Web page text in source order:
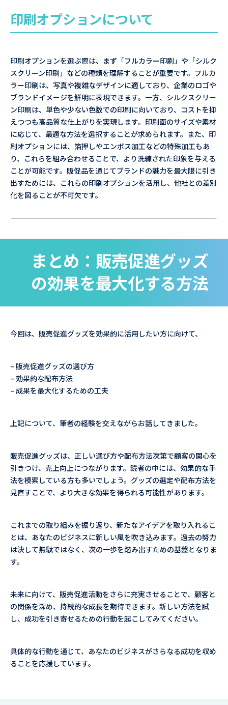
印刷オプションについて
印刷オプションを選ぶ際は、まず「フルカラー印刷」や「シルク
スクリーン印刷」などの種類を理解することが重要です。フルカ
ラー印刷は、写真や複雑なデザインに適しており、企業のロゴや
ブランドイメージを鮮明に表現できます。一方、シルクスクリー
ン印刷は、単色や少ない色数での印刷に向いており、コストを抑
えつつも高品質な仕上がりを実現します。印刷面のサイズや素材
に応じて、最適な方法を選択することが求められます。また、印
刷オプションには、箔押しやエンボス加工などの特殊加工もあ
り、これらを組み合わせることで、より洗練された印象を与える
ことが可能です。販促品を通じてブランドの魅力を最大限に引き
出すためには、これらの印刷オプションを活用し、他社との差別
化を図ることが不可欠です。
まとめ：販売促進グッズ
の効果を最大化する方法
今回は、販売促進グッズを効果的に活用したい方に向けて、
– 販売促進グッズの選び方
– 効果的な配布方法
– 成果を最大化するための工夫
上記について、筆者の経験を交えながらお話してきました。
販売促進グッズは、正しい選び方や配布方法次第で顧客の関心を
引きつけ、売上向上につながります。読者の中には、効果的な手
法を模索している方も多いでしょう。グッズの選定や配布方法を
見直すことで、より大きな効果を得られる可能性があります。
これまでの取り組みを振り返り、新たなアイデアを取り入れるこ
とは、あなたのビジネスに新しい風を吹き込みます。過去の努力
は決して無駄ではなく、次の一歩を踏み出すための基盤となりま
す。
未来に向けて、販売促進活動をさらに充実させることで、顧客と
の関係を深め、持続的な成長を期待できます。新しい方法を試
し、成功を引き寄せるための行動を起こしてみてください。
具体的な行動を通じて、あなたのビジネスがさらなる成功を収め
ることを応援しています。